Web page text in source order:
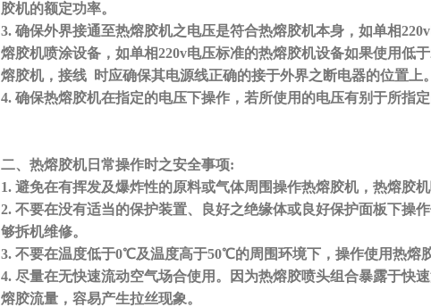
胶机的额定功率。
3. 确保外界接通至热熔胶机之电压是符合热熔胶机本身，如单相
熔胶机喷涂设备，如单相220v电压标准的热熔胶机设备如果使用低
熔胶机，接线 时应确保其电源线正确的接于外界之断电器的位
4. 确保热熔胶机在指定的电压下操作，若所使用的电压有别于所指
二、热熔胶机日常操作时之安全事项:
1. 避免在有挥发及爆炸性的原料或气体周围操作热熔胶机，热熔
2. 不要在没有适当的保护装置、良好之绝缘体或良好保护面板下操
够拆机维修。
3. 不要在温度低于0℃及温度高于50℃的周围环境下，操作使用
4. 尽量在无快速流动空气场合使用。因为热熔胶喷头组合暴露于快
熔胶流量，容易产生拉丝现象。